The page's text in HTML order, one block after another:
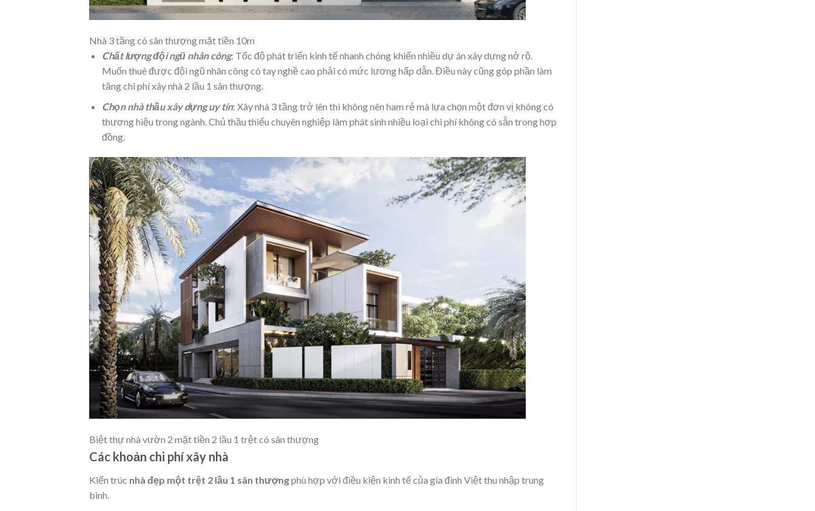
Nhà 3 tầng có sân thượng mặt tiền 10m
Chất lượng đội ngũ nhân công: Tốc độ phát triển kinh tế nhanh chóng khiến nhiều dự án xây dựng nở rộ.
Muốn thuê được đội ngũ nhân công có tay nghề cao phải có mức lương hấp dẫn. Điều này cũng góp phần làm
tăng chi phí xây nhà 2 lầu 1 sân thượng.
Chọn nhà thầu xây dựng uy tín: Xây nhà 3 tầng trở lên thì không nên ham rẻ mà lựa chọn một đơn vị không có
thương hiệu trong ngành. Chủ thầu thiếu chuyên nghiệp làm phát sinh nhiều loại chi phí không có sẵn trong hợp
đồng.
Biệt thự nhà vườn 2 mặt tiền 2 lầu 1 trệt có sân thượng
Các khoản chi phí xây nhà
Kiến trúc nhà đẹp một trệt 2 lầu 1 sân thượngphù hợp với điều kiện kinh tế của gia đình Việt thu nhập trung
bình.